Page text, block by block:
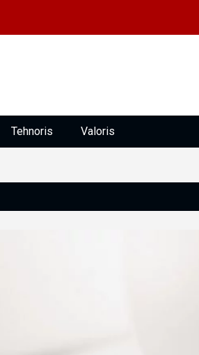
Tehnoris Valoris